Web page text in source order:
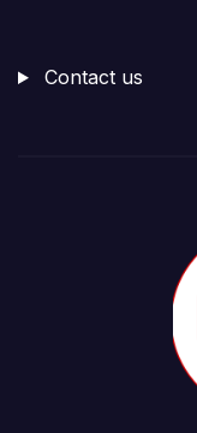
Contact us